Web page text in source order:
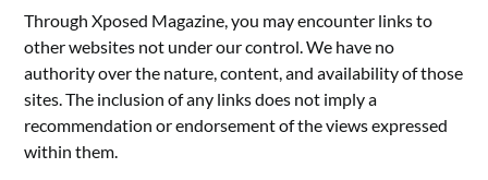
Through Xposed Magazine, you may encounter links to
other websites not under our control. We have no
authority over the nature, content, and availability of those
sites. The inclusion of any links does not imply a
recommendation or endorsement of the views expressed
within them.